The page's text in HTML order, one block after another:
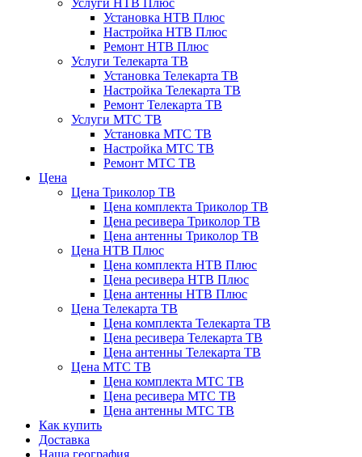
Услуги НТВ Плюс
Установка НТВ Плюс
Настройка НТВ Плюс
Ремонт НТВ Плюс
Услуги Телекарта ТВ
Установка Телекарта ТВ
Настройка Телекарта ТВ
Ремонт Телекарта ТВ
Услуги МТС ТВ
Установка МТС ТВ
Настройка МТС ТВ
Ремонт МТС ТВ
Цена
Цена Триколор ТВ
Цена комплекта Триколор ТВ
Цена ресивера Триколор ТВ
Цена антенны Триколор ТВ
Цена НТВ Плюс
Цена комплекта НТВ Плюс
Цена ресивера НТВ Плюс
Цена антенны НТВ Плюс
Цена Телекарта ТВ
Цена комплекта Телекарта ТВ
Цена ресивера Телекарта ТВ
Цена антенны Телекарта ТВ
Цена МТС ТВ
Цена комплекта МТС ТВ
Цена ресивера МТС ТВ
Цена антенны МТС ТВ
Как купить
Доставка
Наша география